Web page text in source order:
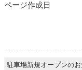
ページ作成日
駐車場新規オープンの